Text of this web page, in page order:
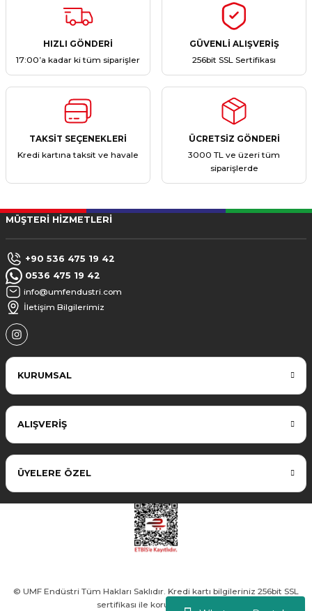
HIZLI GÖNDERİ
17:00’a kadar ki tüm siparişler
GÜVENLİ ALIŞVERİŞ
256bit SSL Sertifikası
TAKSİT SEÇENEKLERİ
Kredi kartına taksit ve havale
ÜCRETSİZ GÖNDERİ
3000 TL ve üzeri tüm
siparişlerde
MÜŞTERİ HİZMETLERİ
+90 536 475 19 42
0536 475 19 42
info@umfendustri.com
İletişim Bilgilerimiz
KURUMSAL
ALIŞVERİŞ
ÜYELERE ÖZEL
© UMF Endüstri Tüm Hakları Saklıdır. Kredi kartı bilgileriniz 256bit SSL
sertifikası ile korunmaktadır.